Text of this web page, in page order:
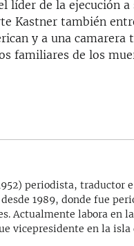
líder de la ejecución a
Kastner también
y a una
familiares de los
periodista, traductor
1989, donde fue
Actualmente labora en
vicepresidente en la